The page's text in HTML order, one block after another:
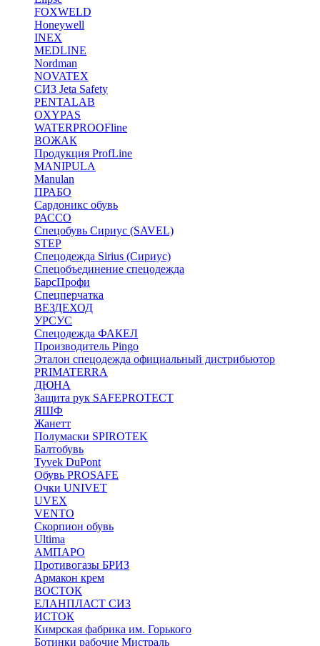
FOXWELD
Honeywell
INEX
MEDLINE
Nordman
NOVATEX
СИЗ Jeta Safety
PENTALAB
OXYPAS
WATERPROOFline
ВОЖАК
Продукция ProfLine
MANIPULA
Manulan
ПРАБО
Сардоникс обувь
РАССО
Спецобувь Сириус (SAVEL)
STEP
Спецодежда Sirius (Сириус)
Спецобъединение спецодежда
БарсПрофи
Спецперчатка
ВЕЗДЕХОД
УРСУС
Спецодежда ФАКЕЛ
Производитель Pingo
Эталон спецодежда официальный дистрибьютор
PRIMATERRA
ДЮНА
Защита рук SAFEPROTECT
ЯШФ
Жанетт
Полумаски SPIROTEK
Балтобувь
Tyvek DuPont
Обувь PROSAFE
Очки UNIVET
UVEX
VENTO
Скорпион обувь
Ultima
АМПАРО
Противогазы БРИЗ
Армакон крем
ВОСТОК
ЕЛАНПЛАСТ СИЗ
ИСТОК
Кимрская фабрика им. Горького
Ботинки рабочие Мистраль